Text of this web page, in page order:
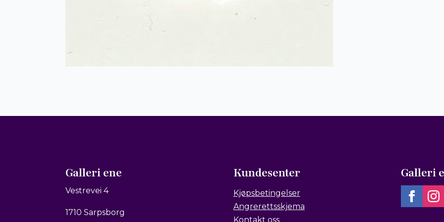
Galleri ene
Vestrevei 4
1710 Sarpsborg
Kundesenter
Kjøpsbetingelser
Angrerettsskjema
Kontakt oss
Galleri